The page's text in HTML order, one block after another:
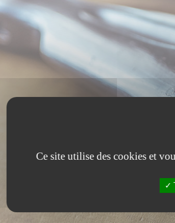
Ce site utilise des cookies et